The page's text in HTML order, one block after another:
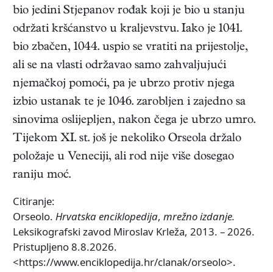
bio jedini Stjepanov rođak koji je bio u stanju
održati kršćanstvo u kraljevstvu. Iako je 1041.
bio zbačen, 1044. uspio se vratiti na prijestolje,
ali se na vlasti održavao samo zahvaljujući
njemačkoj pomoći, pa je ubrzo protiv njega
izbio ustanak te je 1046. zarobljen i zajedno sa
sinovima oslijepljen, nakon čega je ubrzo umro.
Tijekom XI. st. još je nekoliko Orseola držalo
položaje u Veneciji, ali rod nije više dosegao
raniju moć.
Citiranje:
Orseolo. Hrvatska enciklopedija, mrežno izdanje.
Leksikografski zavod Miroslav Krleža, 2013. – 2026.
Pristupljeno 8.8.2026.
<https://www.enciklopedija.hr/clanak/orseolo>.